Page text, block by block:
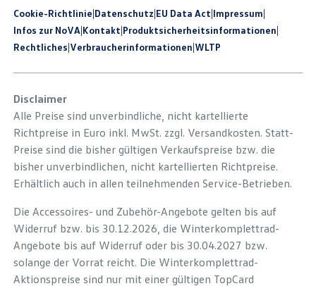
Cookie-Richtlinie|Datenschutz|EU Data Act|Impressum|
Infos zur NoVA|Kontakt|Produkt­sicherheits­informationen|
Rechtliches|Verbraucherinformationen|WLTP
Disclaimer
Alle Preise sind unverbindliche, nicht kartellierte
Richtpreise in Euro inkl. MwSt. zzgl. Versandkosten. Statt-
Preise sind die bisher gültigen Verkaufspreise bzw. die
bisher unverbindlichen, nicht kartellierten Richtpreise.
Erhältlich auch in allen teilnehmenden Service-Betrieben.
Die Accessoires- und Zubehör-Angebote gelten bis auf
Widerruf bzw. bis 30.12.2026, die Winterkomplettrad-
Angebote bis auf Widerruf oder bis 30.04.2027 bzw.
solange der Vorrat reicht. Die Winterkomplettrad-
Aktionspreise sind nur mit einer gültigen TopCard